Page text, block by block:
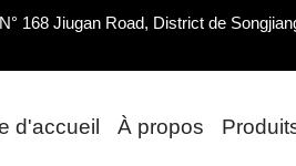
168 Jiugan Road, District de
d'accueil À propos